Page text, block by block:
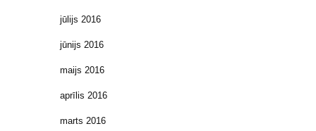
jūlijs 2016
jūnijs 2016
maijs 2016
aprīlis 2016
marts 2016